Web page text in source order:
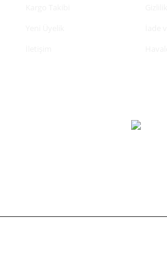
ile korunmaktadır.